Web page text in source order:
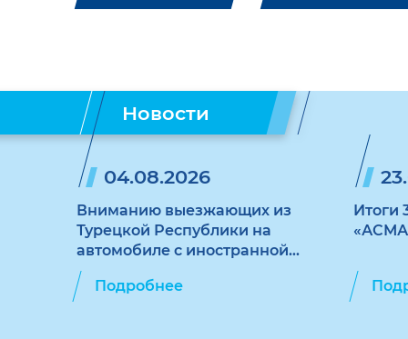
Новости
04.08.2026
Вниманию выезжающих из
Турецкой Республики на
автомобиле с иностранной
регистрацией
Подробнее
Итоги